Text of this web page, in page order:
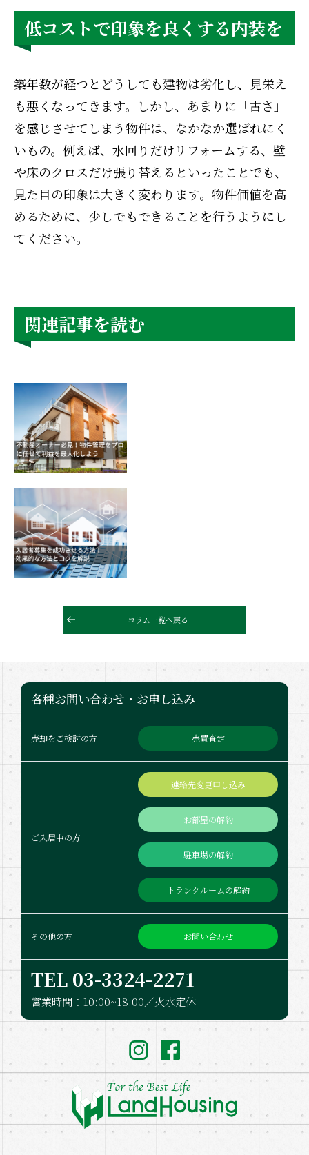
低コストで印象を良くする内装を
築年数が経つとどうしても建物は劣化し、見栄え
も悪くなってきます。しかし、あまりに「古さ」
を感じさせてしまう物件は、なかなか選ばれにく
いもの。例えば、水回りだけリフォームする、壁
や床のクロスだけ張り替えるといったことでも、
見た目の印象は大きく変わります。物件価値を高
めるために、少しでもできることを行うようにし
てください。
関連記事を読む
コラム一覧へ戻る
各種お問い合わせ・お申し込み
売却をご検討の方 売買査定
ご入居中の方
連絡先変更申し込み
お部屋の解約
駐車場の解約
トランクルームの解約
その他の方 お問い合わせ
TEL 03-332​4-2271
営業時間：10:00~18:00／火水定休